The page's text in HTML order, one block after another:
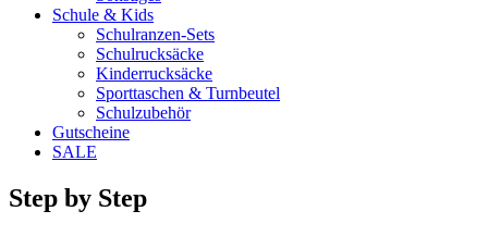
Schule & Kids
Schulranzen-Sets
Schulrucksäcke
Kinderrucksäcke
Sporttaschen & Turnbeutel
Schulzubehör
Gutscheine
SALE
Step by Step